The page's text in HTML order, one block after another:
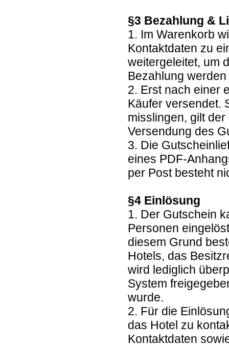
§3 Bezahlung &
1. Im Warenkorb
Kontaktdaten zu
weitergeleitet, um
Bezahlung
2. Erst nach einer
Käufer versendet.
misslingen, gilt
Versendung des
3. Die
eines PDF-
per Post besteht
§4 Einlösung
1. Der Gutschein
Personen
diesem Grund
Hotels, das
wird lediglich
System
wurde.
2. Für die
das Hotel zu
Kontaktdaten